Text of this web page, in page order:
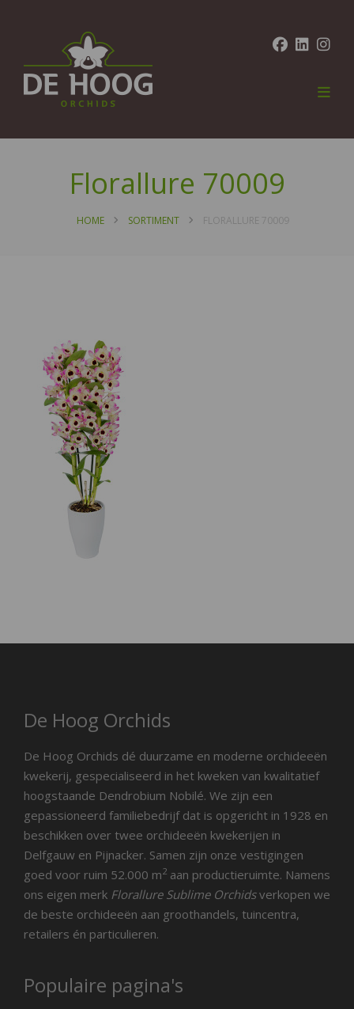
Florallure 70009
HOME SORTIMENT FLORALLURE 70009
De Hoog Orchids
De Hoog Orchids dé duurzame en moderne orchideeën
kwekerij, gespecialiseerd in het kweken van kwalitatief
hoogstaande Dendrobium Nobilé. We zijn een
gepassioneerd familiebedrijf dat is opgericht in 1928 en
beschikken over twee orchideeën kwekerijen in
Delfgauw en Pijnacker. Samen zijn onze vestigingen
goed voor ruim 52.000 m2 aan productieruimte. Namens
ons eigen merk Florallure Sublime Orchidsverkopen we
de beste orchideeën aan groothandels, tuincentra,
retailers én particulieren.
Populaire pagina's